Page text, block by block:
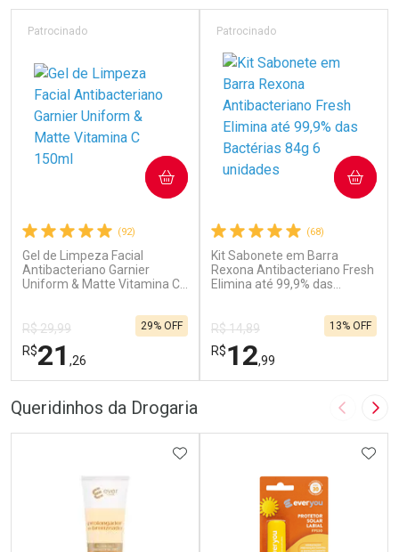
(92)
Gel de Limpeza Facial
Antibacteriano Garnier
Uniform & Matte Vitamina C
Patrocinado
R$ 29,99
R$21 ,26
29% OFF
COMPRAR
(68)
Kit Sabonete em Barra
Rexona Antibacteriano Fresh
Elimina até 99,9% das
Patrocinado
R$ 14,89
R$12,99
13% OFF
COMPRAR
Queridinhos da Drogaria Imagem
ADICIONAR AOS FAVORITOS